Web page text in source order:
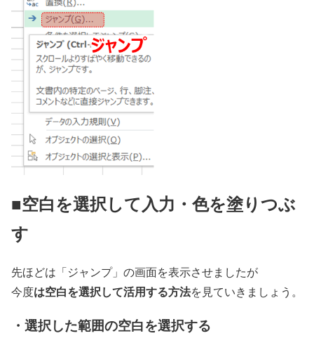
■空白を選択して入力・色を塗りつぶ
す
先ほどは「ジャンプ」の画面を表示させましたが
今度は空白を選択して活用する方法を見ていきましょう。
・選択した範囲の空白を選択する